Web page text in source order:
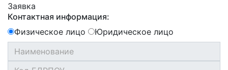
Заявка
Контактная информация:
Физическое лицо
Юридическое лицо